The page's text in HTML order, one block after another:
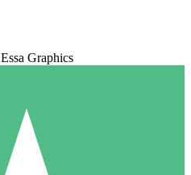
Essa Graphics